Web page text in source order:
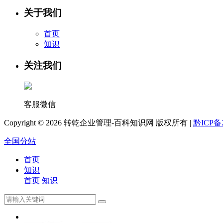
关于我们
首页
知识
关注我们
客服微信
Copyright © 2026 转乾企业管理-百科知识网 版权所有 | 黔ICP备
全国分站
首页
知识
首页 知识